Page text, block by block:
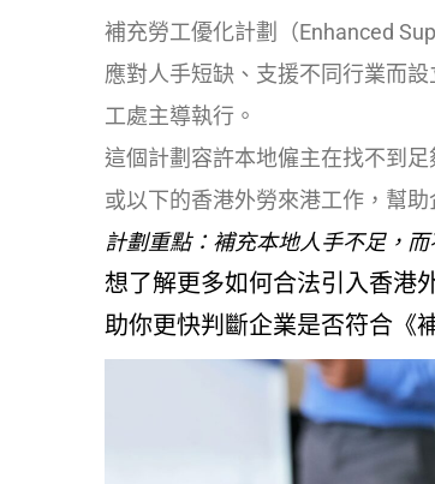
補充勞工優化計劃（Enhanced
應對人手短缺、支援不同行業而
工處主導執行。
這個計劃容許本地僱主在找不到
或以下的香港外勞來港工作，幫助
計劃重點：補充本地人手不足，
想了解更多如何合法引入香港
助你更快判斷企業是否符合《